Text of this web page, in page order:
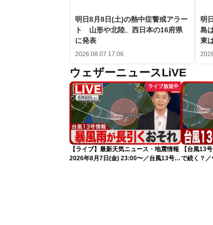
明日8月8日(土)の熱中症警戒アラー
ト 山形や北陸、西日本の16府県
に発表
2026.08.07 17:06
明
島
東
ウェザーニュースLiVE
ライブ放送中
【ライブ】最新天気ニュース・地震情報
2026年8月7日(金) 23:00〜／台風13号の
【台風13
で続く？